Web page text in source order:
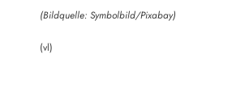
(Bildquelle: Symbolbild/Pixabay)
(vl)